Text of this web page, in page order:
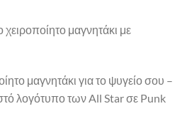
μαγνητάκι με
μαγνητάκι για το ψυγείο σου –
λογότυπο των All Star σε Punk